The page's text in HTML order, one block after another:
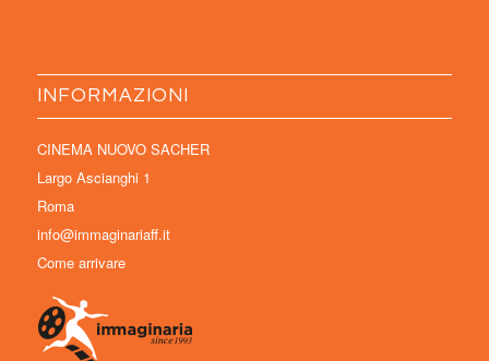
INFORMAZIONI
CINEMA NUOVO SACHER
Largo Ascianghi 1
Roma
info@immaginariaff.it
Come arrivare